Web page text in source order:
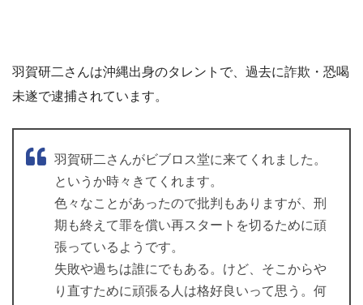
羽賀研二さんは沖縄出身のタレントで、過去に詐欺・恐喝
未遂で逮捕されています。
羽賀研二さんがビブロス堂に来てくれました。
というか時々きてくれます。
色々なことがあったので批判もありますが、刑
期も終えて罪を償い再スタートを切るために頑
張っているようです。
失敗や過ちは誰にでもある。けど、そこからや
り直すために頑張る人は格好良いって思う。何